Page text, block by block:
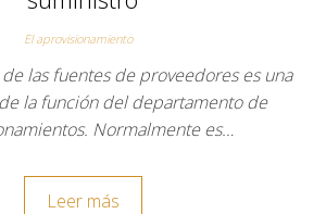
El aprovisionamiento
las fuentes de proveedores es una
la función del departamento de
Normalmente es…
Leer más